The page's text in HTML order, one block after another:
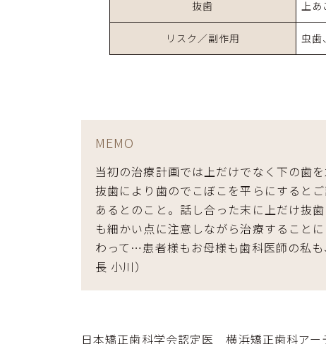
抜歯 上
リスク／副作用 虫歯
MEMO
当初の治療計画では上だけでなく下の歯
抜歯により歯のでこぼこを平らにすると
あるとのこと。話し合った末に上だけ抜
も細かい点に注意しながら治療すること
わって…患者様もお母様も歯科医師の私
長 小川）
日本矯正歯科学会認定医 横浜矯正歯科ア